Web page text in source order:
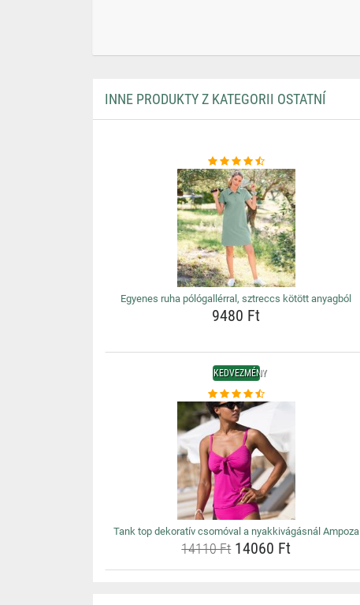
INNE PRODUKTY Z KATEGORII OSTATNÍ
Egyenes ruha pólógallérral, sztreccs kötött anyagból
9480 Ft
KEDVEZMÉNY
Tank top dekoratív csomóval a nyakkivágásnál Ampoza
14110 Ft14060 Ft